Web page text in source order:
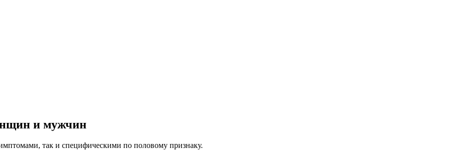
и мужчин
так и специфическими по половому признаку.